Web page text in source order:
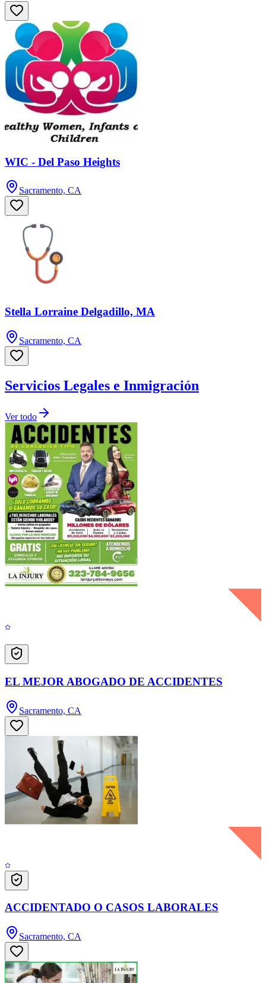
WIC - Del Paso Heights
Sacramento, CA
Stella Lorraine Delgadillo, MA
Sacramento, CA
Servicios Legales e Inmigración
Ver todo
EL MEJOR ABOGADO DE ACCIDENTES
Sacramento, CA
ACCIDENTADO O CASOS LABORALES
Sacramento, CA